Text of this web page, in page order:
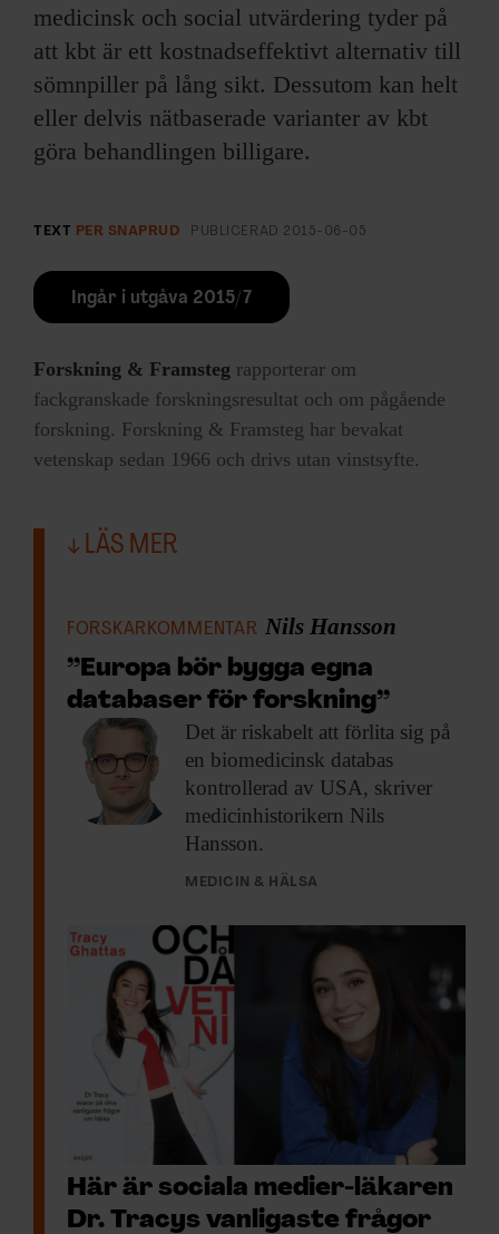
medicinsk och social utvärdering tyder på
att kbt är ett kostnadseffektivt alternativ till
sömnpiller på lång sikt. Dessutom kan helt
eller delvis nätbaserade varianter av kbt
göra behandlingen billigare.
TEXT PER SNAPRUD PUBLICERAD 2015-06-05
Ingår i utgåva 2015/7
Forskning & Framsteg rapporterar om
fackgranskade forskningsresultat och om pågående
forskning. Forskning & Framsteg har bevakat
vetenskap sedan 1966 och drivs utan vinstsyfte.
LÄS MER
FORSKARKOMMENTAR Nils Hansson
”Europa bör bygga egna
databaser för forskning”
Det är riskabelt att förlita sig på
en biomedicinsk databas
kontrollerad av USA, skriver
medicinhistorikern Nils
Hansson.
MEDICIN & HÄLSA
Här är sociala medier-läkaren
Dr. Tracys vanligaste frågor